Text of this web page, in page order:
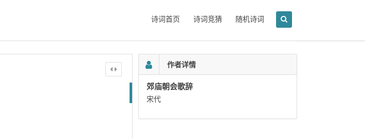
诗词首页 诗词竞猜 随机诗词
作者详情
郊庙朝会歌辞
宋代